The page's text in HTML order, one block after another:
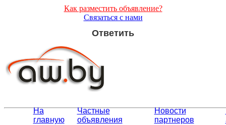
Как разместить объявление?
Связаться с нами
Ответить
На
главную
Частные
объявления
Новости
партнеров